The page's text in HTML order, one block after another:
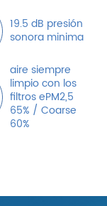
19.5 dB presión
sonora minima
aire siempre
limpio con los
filtros ePM2,5
65% / Coarse
60%